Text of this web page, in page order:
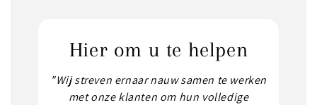
Hier om u te helpen
"Wij streven ernaar nauw samen te werken
met onze klanten om hun volledige